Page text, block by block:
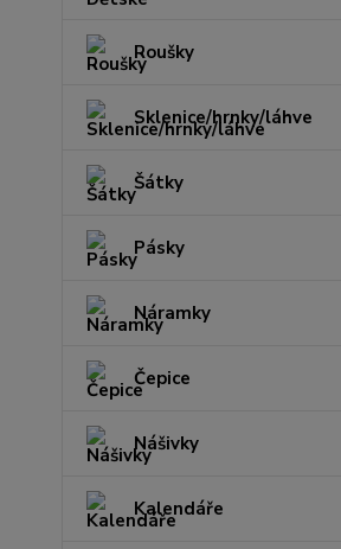
Roušky
Sklenice/hrnky/láhve
Šátky
Pásky
Náramky
Čepice
Nášivky
Kalendáře